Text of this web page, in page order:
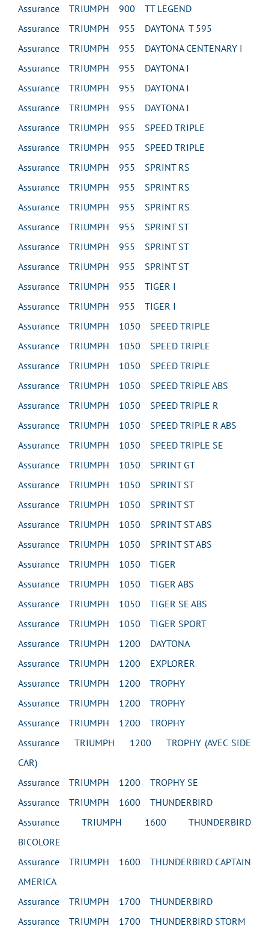
Assurance TRIUMPH 900 TT LEGEND
Assurance TRIUMPH 955 DAYTONA T 595
Assurance TRIUMPH 955 DAYTONA CENTENARY I
Assurance TRIUMPH 955 DAYTONA I
Assurance TRIUMPH 955 DAYTONA I
Assurance TRIUMPH 955 DAYTONA I
Assurance TRIUMPH 955 SPEED TRIPLE
Assurance TRIUMPH 955 SPEED TRIPLE
Assurance TRIUMPH 955 SPRINT RS
Assurance TRIUMPH 955 SPRINT RS
Assurance TRIUMPH 955 SPRINT RS
Assurance TRIUMPH 955 SPRINT ST
Assurance TRIUMPH 955 SPRINT ST
Assurance TRIUMPH 955 SPRINT ST
Assurance TRIUMPH 955 TIGER I
Assurance TRIUMPH 955 TIGER I
Assurance TRIUMPH 1050 SPEED TRIPLE
Assurance TRIUMPH 1050 SPEED TRIPLE
Assurance TRIUMPH 1050 SPEED TRIPLE
Assurance TRIUMPH 1050 SPEED TRIPLE ABS
Assurance TRIUMPH 1050 SPEED TRIPLE R
Assurance TRIUMPH 1050 SPEED TRIPLE R ABS
Assurance TRIUMPH 1050 SPEED TRIPLE SE
Assurance TRIUMPH 1050 SPRINT GT
Assurance TRIUMPH 1050 SPRINT ST
Assurance TRIUMPH 1050 SPRINT ST
Assurance TRIUMPH 1050 SPRINT ST ABS
Assurance TRIUMPH 1050 SPRINT ST ABS
Assurance TRIUMPH 1050 TIGER
Assurance TRIUMPH 1050 TIGER ABS
Assurance TRIUMPH 1050 TIGER SE ABS
Assurance TRIUMPH 1050 TIGER SPORT
Assurance TRIUMPH 1200 DAYTONA
Assurance TRIUMPH 1200 EXPLORER
Assurance TRIUMPH 1200 TROPHY
Assurance TRIUMPH 1200 TROPHY
Assurance TRIUMPH 1200 TROPHY
Assurance TRIUMPH 1200 TROPHY (AVEC SIDE
CAR)
Assurance TRIUMPH 1200 TROPHY SE
Assurance TRIUMPH 1600 THUNDERBIRD
Assurance TRIUMPH 1600 THUNDERBIRD
BICOLORE
Assurance TRIUMPH 1600 THUNDERBIRD CAPTAIN
AMERICA
Assurance TRIUMPH 1700 THUNDERBIRD
Assurance TRIUMPH 1700 THUNDERBIRD STORM